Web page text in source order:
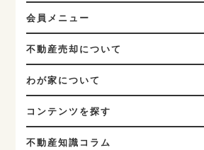
会員メニュー
不動産売却について
わが家について
コンテンツを探す
不動産知識コラム